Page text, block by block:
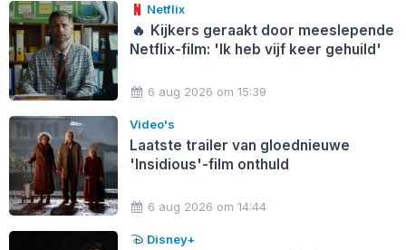
Netflix
🔥 Kijkers geraakt door meeslepende
Netflix-film: 'Ik heb vijf keer gehuild'
6 aug 2026 om 15:39
Video's
Laatste trailer van gloednieuwe
'Insidious'-film onthuld
6 aug 2026 om 14:44
Disney+